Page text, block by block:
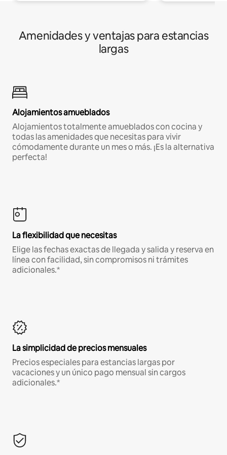
Amenidades y ventajas para estancias
largas
Alojamientos amueblados
Alojamientos totalmente amueblados con cocina y
todas las amenidades que necesitas para vivir
cómodamente durante un mes o más. ¡Es la alternativa
perfecta!
La flexibilidad que necesitas
Elige las fechas exactas de llegada y salida y reserva en
línea con facilidad, sin compromisos ni trámites
adicionales.*
La simplicidad de precios mensuales
Precios especiales para estancias largas por
vacaciones y un único pago mensual sin cargos
adicionales.*